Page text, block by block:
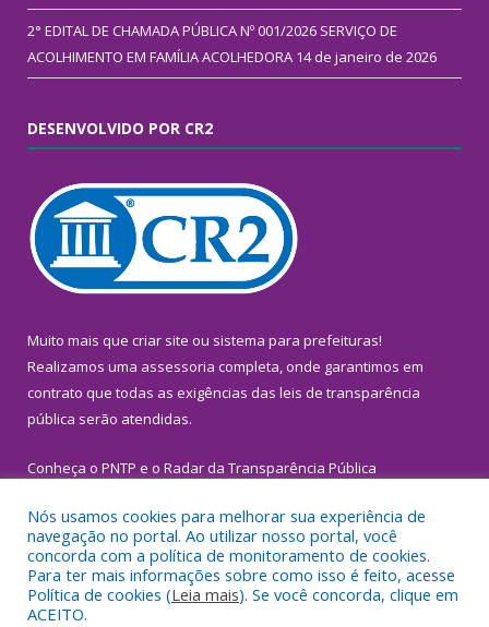
2° EDITAL DE CHAMADA PÚBLICA Nº 001/2026 SERVIÇO DE
ACOLHIMENTO EM FAMÍLIA ACOLHEDORA 14 de janeiro de 2026
DESENVOLVIDO POR CR2
Muito mais que criar site ou sistema para prefeituras!
Realizamos uma assessoria completa, onde garantimos em
contrato que todas as exigências das leis de transparência
pública serão atendidas.
Conheça o PNTP e o Radar da Transparência Pública
Todos os direitos reservados a Prefeitura Municipal de
Inhangapi.
Nós usamos cookies para melhorar sua experiência de
navegação no portal. Ao utilizar nosso portal, você
concorda com a política de monitoramento de cookies.
Para ter mais informações sobre como isso é feito, acesse
Política de cookies (Leia mais). Se você concorda, clique em
ACEITO.